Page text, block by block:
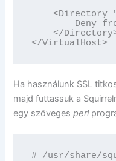
<Directory
Deny
</
</VirtualHost>
Ha használunk SSL
majd futtassuk a
egy szövegesperl
# /usr/share/